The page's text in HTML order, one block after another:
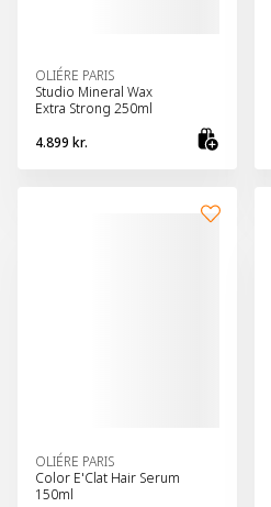
OLIÉRE PARIS
Studio Mineral Wax
Extra Strong 250ml
4.899 kr.
OLIÉRE PARIS
Color E'Clat Hair Serum
150ml